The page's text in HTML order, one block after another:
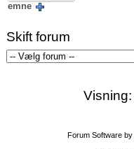
emne
Skift forum
Visning:
Forum Software by